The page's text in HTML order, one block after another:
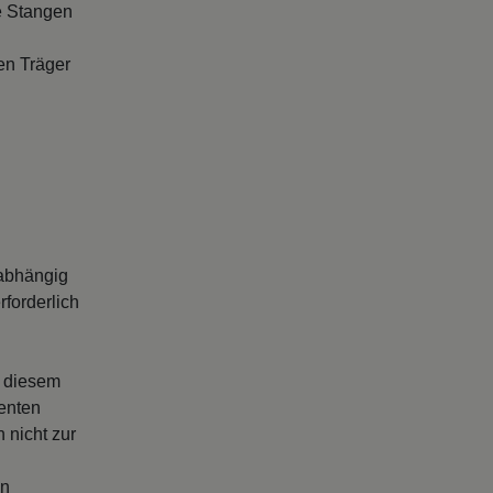
Stangen
Träger
nicht zur